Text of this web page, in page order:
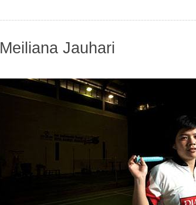
Meiliana Jauhari